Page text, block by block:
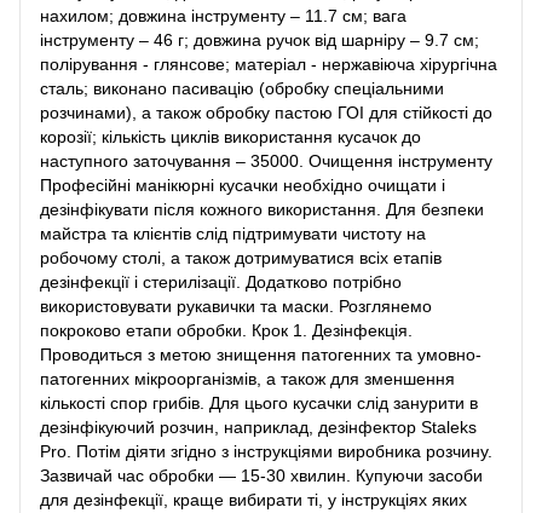
нахилом; довжина інструменту – 11.7 см; вага
інструменту – 46 г; довжина ручок від шарніру – 9.7 см;
полірування - глянсове; матеріал - нержавіюча хірургічна
сталь; виконано пасивацію (обробку спеціальними
розчинами), а також обробку пастою ГОІ для стійкості до
корозії; кількість циклів використання кусачок до
наступного заточування – 35000. Очищення інструменту
Професійні манікюрні кусачки необхідно очищати і
дезінфікувати після кожного використання. Для безпеки
майстра та клієнтів слід підтримувати чистоту на
робочому столі, а також дотримуватися всіх етапів
дезінфекції і стерилізації. Додатково потрібно
використовувати рукавички та маски. Розглянемо
покроково етапи обробки. Крок 1. Дезінфекція.
Проводиться з метою знищення патогенних та умовно-
патогенних мікроорганізмів, а також для зменшення
кількості спор грибів. Для цього кусачки слід занурити в
дезінфікуючий розчин, наприклад, дезінфектор Staleks
Pro. Потім діяти згідно з інструкціями виробника розчину.
Зазвичай час обробки — 15-30 хвилин. Купуючи засоби
для дезінфекції, краще вибирати ті, у інструкціях яких